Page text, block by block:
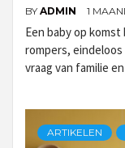
BY ADMIN 1
Een baby op
rompers,
vraag van familie
ARTIKELEN